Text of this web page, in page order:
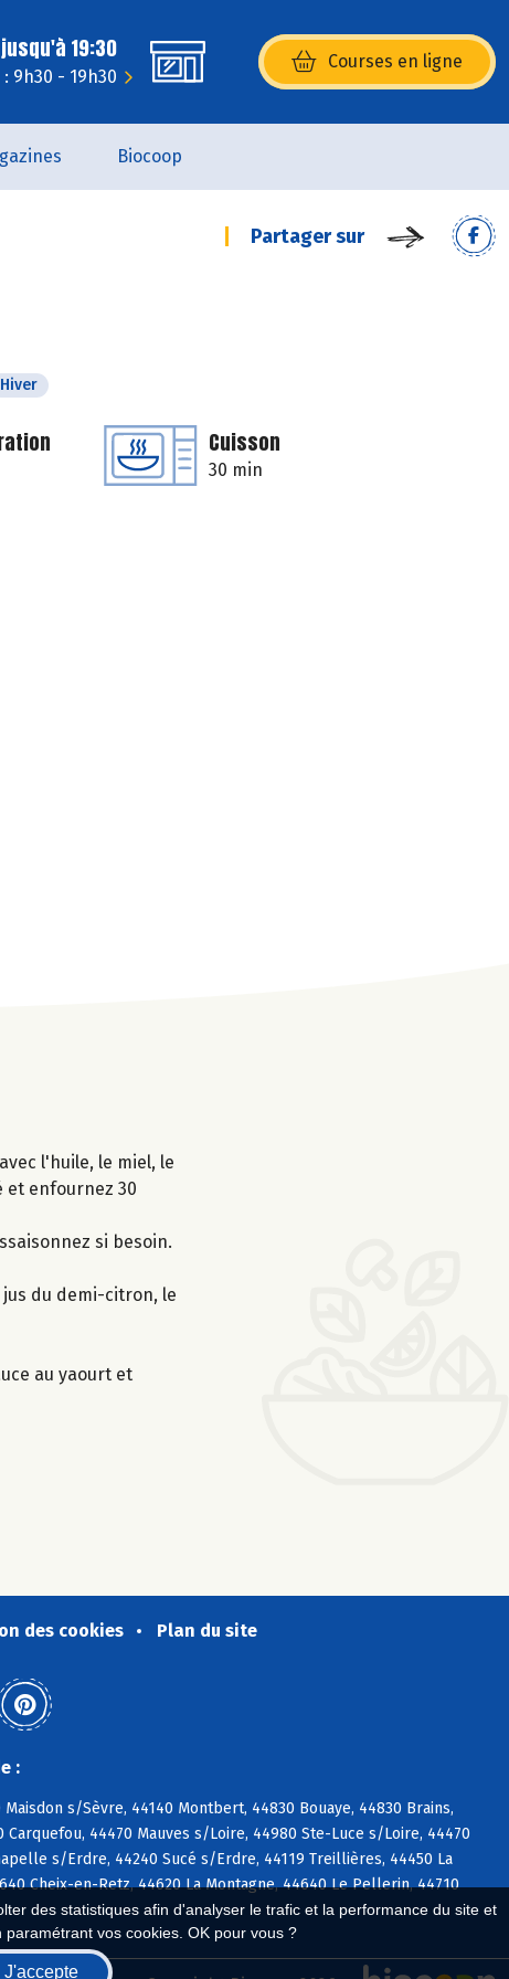
des statistiques afin d'analyser le trafic et la performance du site et
vos cookies. OK pour vous ?
J'accepte
19:30
9h30 - 19h30
Courses en ligne
(s’ouvre dans une nouvelle
Biocoop
Partager sur
Hiver
Cuisson
30 min
l'huile, le miel, le
et enfournez 30
si besoin.
du demi-citron, le
au yaourt et
des cookies Plan du site
:
s/Sèvre, 44140 Montbert, 44830 Bouaye, 44830 Brains,
44470 Mauves s/Loire, 44980 Ste-Luce s/Loire, 44470
s/Erdre, 44240 Sucé s/Erdre, 44119 Treillières, 44450 La
Cheix-en-Retz, 44620 La Montagne, 44640 Le Pellerin, 44710